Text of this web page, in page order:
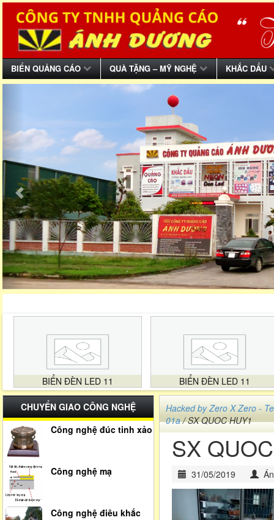
BIỂN QUẢNG CÁO QUÀ TẶNG – MỸ NGHỆ KHẮC DẤU
BIỂN ĐÈN LED 11 BIỂN ĐÈN LED 11
CHUYỂN GIAO CÔNG NGHỆ
Công nghệ đúc tinh xảo
Công nghệ mạ
Công nghệ điêu khắc
Hacked by Zero X Zero -
01a/ SX QUOC HUY1
SX
31/05/2019